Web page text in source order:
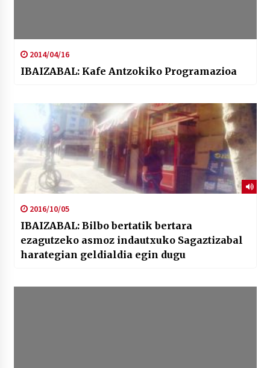
2014/04/16
IBAIZABAL: Kafe Antzokiko Programazioa
2016/10/05
IBAIZABAL: Bilbo bertatik bertara
ezagutzeko asmoz indautxuko Sagaztizabal
harategian geldialdia egin dugu